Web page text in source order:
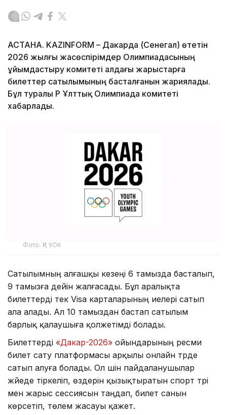
АСТАНА. KAZINFORM – Дакарда (Сенегал) өтетін
2026 жылғы жасөспірімдер Олимпиадасының
ұйымдастыру комитеті алдағы жарыстарға
билеттер сатылымының басталғанын жариялады.
Бұл туралы ҚР Ұлттық Олимпиада комитеті
хабарлады.
Фото: ҚР ҰОК
Сатылымның алғашқы кезеңі 6 тамызда басталып,
9 тамызға дейін жалғасады. Бұл аралықта
билеттерді тек Visa карталарының иелері сатып
ала алады. Ал 10 тамыздан бастап сатылым
барлық қалаушыға қолжетімді болады.
Билеттерді «Дакар-2026» ойындарының ресми
билет сату платформасы арқылы онлайн түрде
сатып алуға болады. Ол үшін пайдаланушылар
жүйеде тіркеліп, өздерін қызықтыратын спорт түрі
мен жарыс сессиясын таңдап, билет санын
көрсетіп, төлем жасауы қажет.